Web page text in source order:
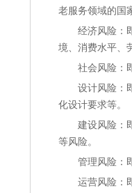
老服务领域的国
经济风险
境、消费水平、
社会风险
设计风险
化设计要求等。
建设风险
等风险。
管理风险
运营风险